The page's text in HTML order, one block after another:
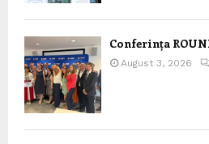
Conferința
August 3, 2026